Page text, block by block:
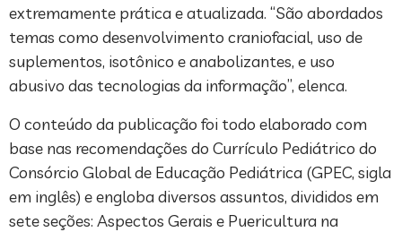
extremamente prática e atualizada. “São abordados
temas como desenvolvimento craniofacial, uso de
suplementos, isotônico e anabolizantes, e uso
abusivo das tecnologias da informação”, elenca.
O conteúdo da publicação foi todo elaborado com
base nas recomendações do Currículo Pediátrico do
Consórcio Global de Educação Pediátrica (GPEC, sigla
em inglês) e engloba diversos assuntos, divididos em
sete seções: Aspectos Gerais e Puericultura na